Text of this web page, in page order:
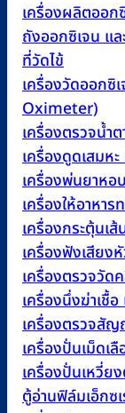
เครื่องผลิตออก
ถังออกซิเจน แ
ที่วัดไข้
เครื่องวัดออก
Oximeter)
เครื่องตรวจน้ำ
เครื่องดูดเสมห
เครื่องพ่นยาห
เครื่องให้อาหา
เครื่องกระตุ้นเ
เครื่องฟังเสียง
เครื่องตรวจวัด
เครื่องนึ่งฆ่าเชื้
เครื่องตรวจสั
เครื่องปั่นเม็ดเ
เครื่องปั่นเหวี่ย
ตู้อ่านฟิล์มเอ็กซ